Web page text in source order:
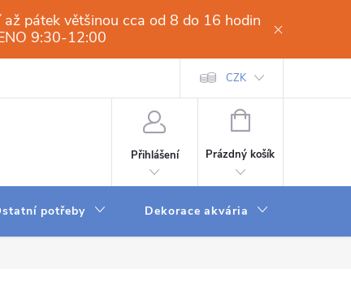
pátek většinou cca od 8 do 16 hodin
9:30-12:00
Obchodní podmínky Dodací a platební
CZK
Přihlášení
NÁKUPNÍ
Prázdný košík
potřeby Dekorace akvária